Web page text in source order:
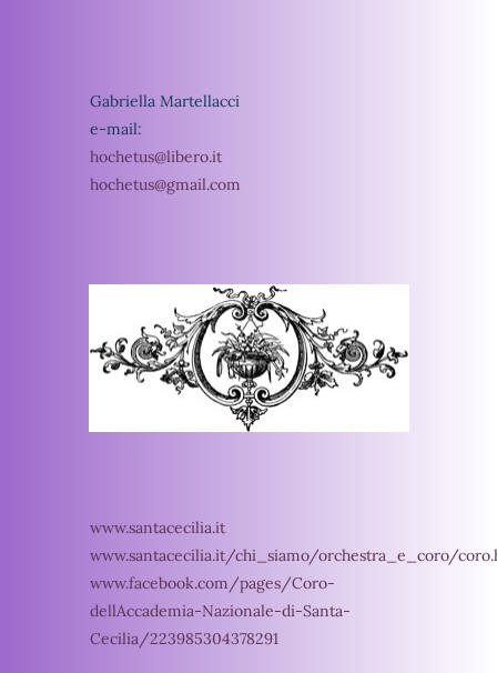
Gabriella Martellacci
e-mail:
hochetus@libero.it
hochetus@gmail.com
www.santacecilia.it
www.santacecilia.it/chi_siamo/orchestra_e_coro/
www.facebook.com/pages/Coro-
dellAccademia-Nazionale-di-Santa-
Cecilia/223985304378291